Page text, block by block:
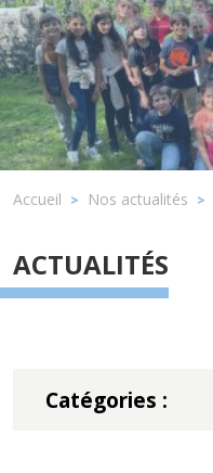
ACTUALITÉS
Catégories :
Accueil > Nos actualités >